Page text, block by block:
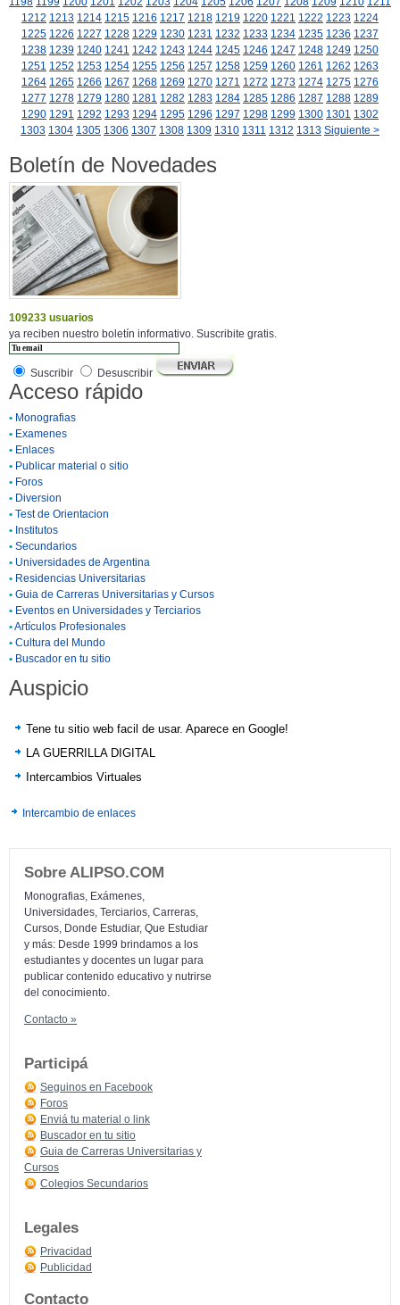
1212 1213 1214 1215 1216 1217 1218 1219 1220 1221 1222 1223 1224
1225 1226 1227 1228 1229 1230 1231 1232 1233 1234 1235 1236 1237
1238 1239 1240 1241 1242 1243 1244 1245 1246 1247 1248 1249 1250
1251 1252 1253 1254 1255 1256 1257 1258 1259 1260 1261 1262 1263
1264 1265 1266 1267 1268 1269 1270 1271 1272 1273 1274 1275 1276
1277 1278 1279 1280 1281 1282 1283 1284 1285 1286 1287 1288 1289
1290 1291 1292 1293 1294 1295 1296 1297 1298 1299 1300 1301 1302
1303 1304 1305 1306 1307 1308 1309 1310 1311 1312 1313 Siguiente >
Boletín de Novedades
109233 usuarios
ya reciben nuestro boletín informativo. Suscribite gratis.
Suscribir Desuscribir
Acceso rápido
• Monografias
• Examenes
• Enlaces
• Publicar material o sitio
• Foros
• Diversion
• Test de Orientacion
• Institutos
• Secundarios
• Universidades de Argentina
• Residencias Universitarias
• Guia de Carreras Universitarias y Cursos
• Eventos en Universidades y Terciarios
•Artículos Profesionales
• Cultura del Mundo
• Buscador en tu sitio
Auspicio
Tene tu sitio web facil de usar. Aparece en Google!
LA GUERRILLA DIGITAL
Intercambios Virtuales
Intercambio de enlaces
Sobre ALIPSO.COM
Monografias, Exámenes,
Universidades, Terciarios, Carreras,
Cursos, Donde Estudiar, Que Estudiar
y más: Desde 1999 brindamos a los
estudiantes y docentes un lugar para
publicar contenido educativo y nutrirse
del conocimiento.
Contacto »
Participá
Seguinos en Facebook
Foros
Enviá tu material o link
Buscador en tu sitio
Guia de Carreras Universitarias y
Cursos
Colegios Secundarios
Legales
Privacidad
Publicidad
Contacto